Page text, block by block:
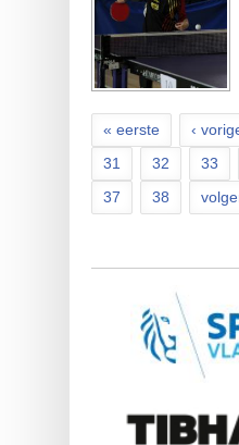
« eerste ‹
31
32 33
37
38